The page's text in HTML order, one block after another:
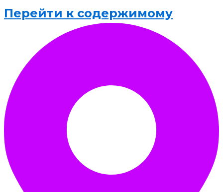
Перейти к содержимому